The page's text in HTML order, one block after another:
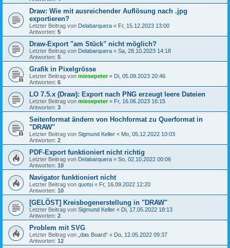
Draw: Wie mit ausreichender Auflösung nach .jpg
exportieren?
Letzter Beitrag von Delabarquera « Fr, 15.12.2023 13:00
Antworten: 5
Draw-Export "am Stück" nicht möglich?
Letzter Beitrag von Delabarquera « Sa, 28.10.2023 14:18
Antworten: 5
Grafik in Pixelgrösse
Letzter Beitrag von miesepeter« Di, 05.09.2023 20:46
Antworten: 6
LO 7.5.x (Draw): Export nach PNG erzeugt leere Dateien
Letzter Beitrag von miesepeter« Fr, 16.06.2023 16:15
Antworten: 3
Seitenformat ändern von Hochformat zu Querformat in
"DRAW"
Letzter Beitrag von Sigmund Keller « Mo, 05.12.2022 10:03
Antworten: 2
PDF-Export funktioniert nicht richtig
Letzter Beitrag von Delabarquera « So, 02.10.2022 00:06
Antworten: 10
Navigator funktioniert nicht
Letzter Beitrag von quotsi « Fr, 16.09.2022 12:20
Antworten: 10
[GELÖST] Kreisbogenerstellung in "DRAW"
Letzter Beitrag von Sigmund Keller « Di, 17.05.2022 18:13
Antworten: 2
Problem mit SVG
Letzter Beitrag von „das Board“ « Do, 12.05.2022 09:37
Antworten: 12